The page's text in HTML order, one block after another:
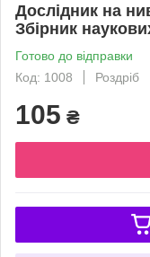
Дослідник на
Збірник
Готово до відправки
Код: 1008
Роздріб
105 ₴